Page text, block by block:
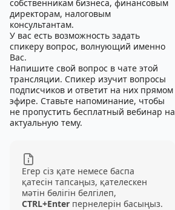
собственникам бизнеса, финансовым
директорам, налоговым
консультантам.
У вас есть возможность задать
спикеру вопрос, волнующий именно
Вас.
Напишите свой вопрос в чате этой
трансляции. Спикер изучит вопросы
подписчиков и ответит на них прямом
эфире. Ставьте напоминание, чтобы
не пропустить бесплатный вебинар на
актуальную тему.
Егер сіз қате немесе баспа
қатесін тапсаңыз, қателескен
мәтін бөлігін белгілеп,
CTRL+Enter пернелерін басыңыз.